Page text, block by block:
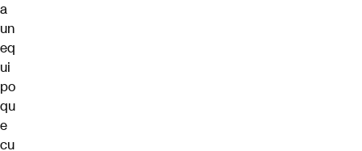
a
un
eq
ui
po
qu
e
cu